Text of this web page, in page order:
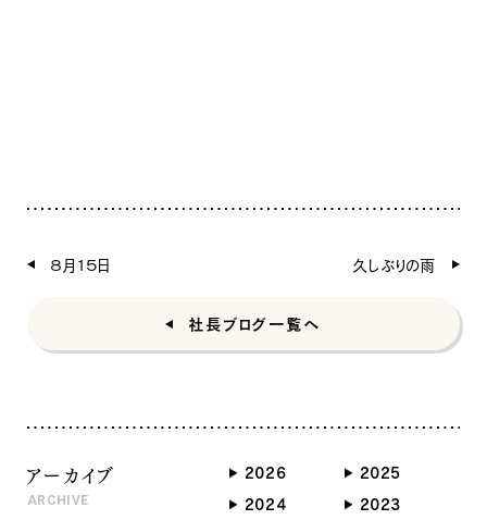
ナチュラル
ナチュラル
ヴィンテージ
８月１５日 久しぶりの雨
社長ブログ一覧へ
アーカイブ
ARCHIVE
2026
2025
2024
2023